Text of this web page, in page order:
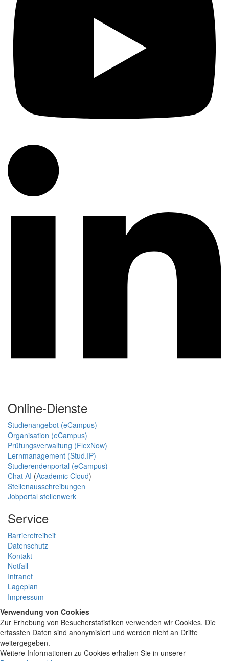
Online-Dienste
Studienangebot (eCampus)
Organisation (eCampus)
Prüfungsverwaltung (FlexNow)
Lernmanagement (Stud.IP)
Studierendenportal (eCampus)
Chat AI (Academic Cloud)
Stellenausschreibungen
Jobportal stellenwerk
Service
Barrierefreiheit
Datenschutz
Kontakt
Notfall
Intranet
Lageplan
Impressum
Verwendung von Cookies
Zur Erhebung von Besucherstatistiken verwenden wir Cookies. Die
erfassten Daten sind anonymisiert und werden nicht an Dritte
weitergegeben.
Weitere Informationen zu Cookies erhalten Sie in unserer